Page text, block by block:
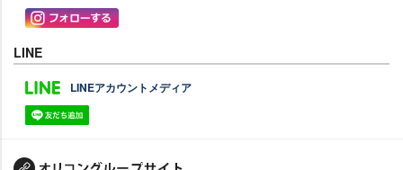
LINE
LINEアカウントメディア